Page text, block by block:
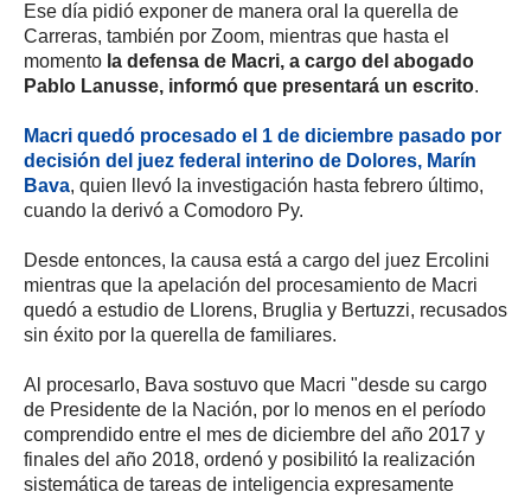
Ese día pidió exponer de manera oral la querella de
Carreras, también por Zoom, mientras que hasta el
momento la defensa de Macri, a cargo del abogado
Pablo Lanusse, informó que presentará un escrito.
Macri quedó procesado el 1 de diciembre pasado por
decisión del juez federal interino de Dolores, Marín
Bava, quien llevó la investigación hasta febrero último,
cuando la derivó a Comodoro Py.
Desde entonces, la causa está a cargo del juez Ercolini
mientras que la apelación del procesamiento de Macri
quedó a estudio de Llorens, Bruglia y Bertuzzi, recusados
sin éxito por la querella de familiares.
Al procesarlo, Bava sostuvo que Macri "desde su cargo
de Presidente de la Nación, por lo menos en el período
comprendido entre el mes de diciembre del año 2017 y
finales del año 2018, ordenó y posibilitó la realización
sistemática de tareas de inteligencia expresamente